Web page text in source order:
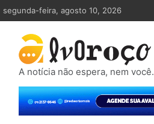
Skip
to
content
segunda-feira, agosto 10, 2026
A notícia não espera, nem você.